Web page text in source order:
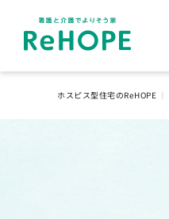
ホスピス型住宅のReHOPE